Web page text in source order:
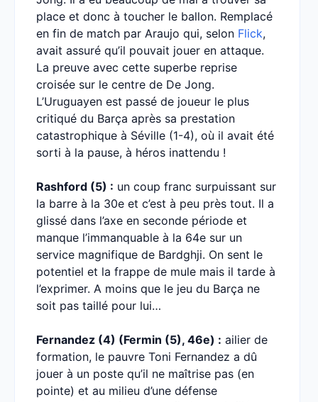
place et donc à toucher le ballon. Remplacé
en fin de match par Araujo qui, selon Flick,
avait assuré qu’il pouvait jouer en attaque.
La preuve avec cette superbe reprise
croisée sur le centre de De Jong.
L’Uruguayen est passé de joueur le plus
critiqué du Barça après sa prestation
catastrophique à Séville (1-4), où il avait été
sorti à la pause, à héros inattendu !
Rashford (5) : un coup franc surpuissant sur
la barre à la 30e et c’est à peu près tout. Il a
glissé dans l’axe en seconde période et
manque l’immanquable à la 64e sur un
service magnifique de Bardghji. On sent le
potentiel et la frappe de mule mais il tarde à
l’exprimer. A moins que le jeu du Barça ne
soit pas taillé pour lui…
Fernandez (4) (Fermin (5), 46e) : ailier de
formation, le pauvre Toni Fernandez a dû
jouer à un poste qu’il ne maîtrise pas (en
pointe) et au milieu d’une défense